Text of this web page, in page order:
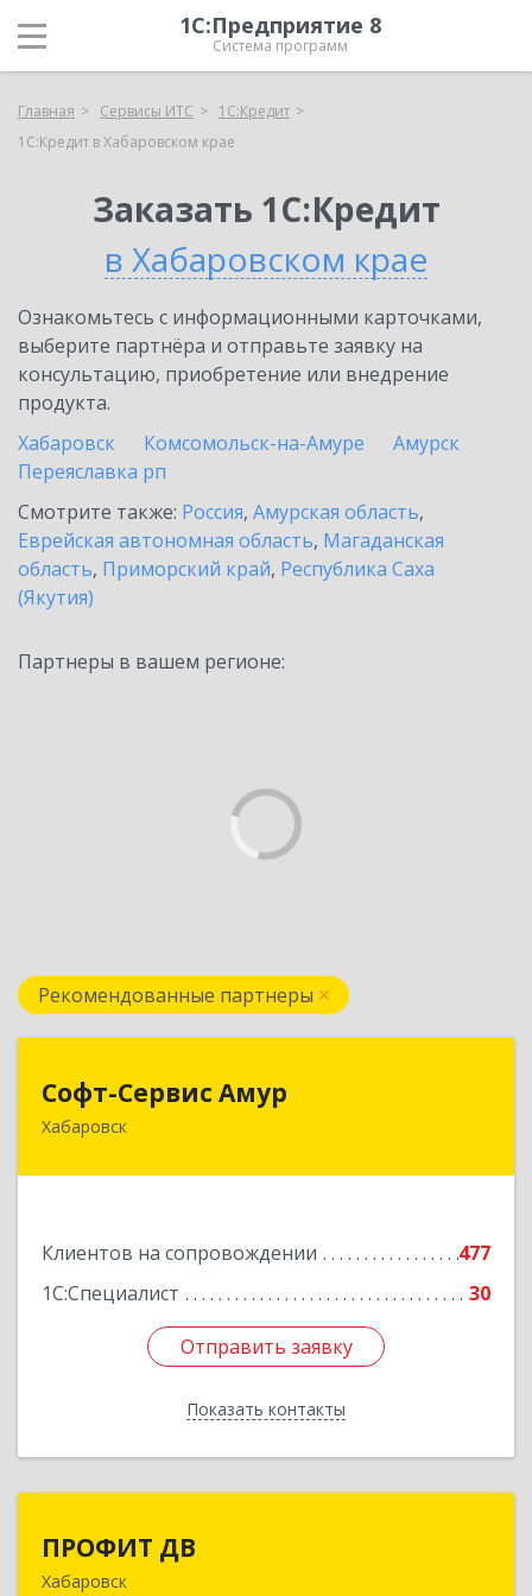
1С:Предприятие 8
Система программ
Главная Сервисы ИТС
1С:Кредит
1С:Кредит в Хабаровском крае
Заказать 1С:Кредит
в Хабаровском крае
Ознакомьтесь с информационными карточками,
выберите партнёра и отправьте заявку на
консультацию, приобретение или внедрение
продукта.
Хабаровск
Комсомольск-на-Амуре
Амурск
Переяславка рп
Смотрите также: Россия, Амурская область,
Еврейская автономная область, Магаданская
область, Приморский край, Республика Саха
(Якутия)
Партнеры в вашем регионе:
Рекомендованные партнеры
Софт-Сервис Амур
Хабаровск
Клиентов на сопровождении
477
1С:Специалист
30
Отправить заявку
Показать контакты
680000, Хабаровский край, Хабаровск г,
Отправить заявку
Назад
ПРОФИТ ДВ
Хабаровск680000, Хабаровский край, Хабаровск г,